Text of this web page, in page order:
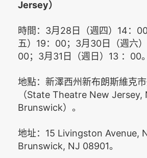
Jersey）
時間：3月28日（週四）14：
五）19：00；3月30日（週六）
00；3月31日（週日）13 ：00。
地點：新澤西州新布朗斯維克
（State Theatre New Jersey,
Brunswick）。
地址：15 Livingston Avenue,
Brunswick, NJ 08901。